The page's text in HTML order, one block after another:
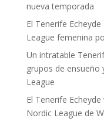
nueva temporada
El Tenerife
League femenina
Un intratable
grupos de ensueño
League
El Tenerife
Nordic League de